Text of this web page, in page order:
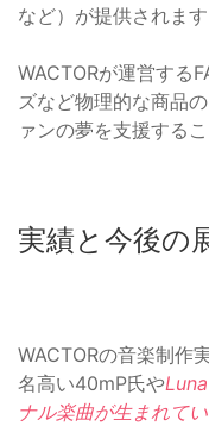
など）が提供されます
WACTORが運営する
ズなど物理的な商品
ァンの夢を支援する
実績と今後の
WACTORの音楽制作
名高い40mP氏や
ナル楽曲が生まれて